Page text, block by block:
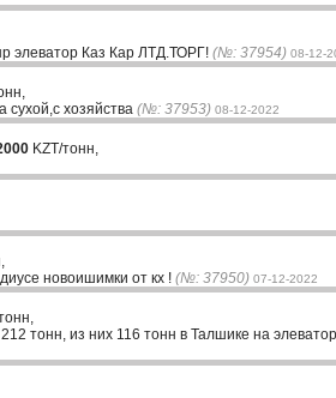
элеватор Каз Кар ЛТД.ТОРГ! (№: 37954) 08-12-
сухой,с хозяйства (№: 37953) 08-12-2022
KZT/тонн,
новоишимки от кх ! (№: 37950) 07-12-2022
тонн, из них 116 тонн в Талшике на